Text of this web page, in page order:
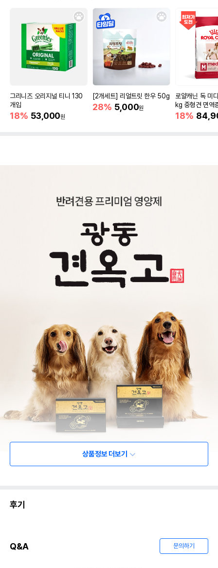
그리니즈 오리지널 티니 130
개입
18% 53,000원
[2개세트] 리얼트릿 한우 50g
28% 5,000원
로얄캐닌 독 미
kg 중형견 면역
18%
상품정보 더보기
후기
Q&A 문의하기